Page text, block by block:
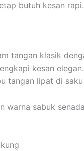
butuh kesan rapi.
tangan klasik
kesan elegan.
tangan lipat di
warna sabuk